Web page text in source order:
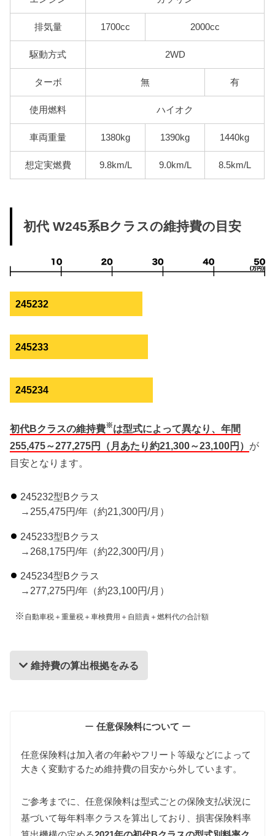
排気量 1700cc 2000cc
駆動方式 2WD
ターボ 無 有
使用燃料 ハイオク
車両重量 1380kg 1390kg 1440kg
想定実燃費 9.8km/L 9.0km/L 8.5km/L
初代 W245系Bクラスの維持費の目安
245232
245233
245234
初代Bクラスの維持費※は型式によって異なり、年間
255,475～277,275円（月あたり約21,300～23,100円） が
目安となります。
245232型Bクラス
→255,475円/年（約21,300円/月）
245233型Bクラス
→268,175円/年（約22,300円/月）
245234型Bクラス
→277,275円/年（約23,100円/月）
※ 自動車税＋重量税＋車検費用＋自賠責＋燃料代の合計額
維持費の算出根拠をみる
維持費の算出根拠
自動車税
ー 任意保険料について ー
任意保険料は加入者の年齢やフリート等級などによって
大きく変動するため維持費の目安から外しています。
ご参考までに、任意保険料は型式ごとの保険支払状況に
基づいて毎年料率クラスを算出しており、損害保険料率